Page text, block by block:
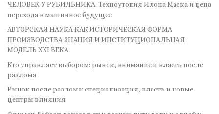
ЧЕЛОВЕК У РУБИЛЬНИКА. Техноутопия Илона Маска и цена
перехода в машинное будущее
АВТОРСКАЯ НАУКА КАК ИСТОРИЧЕСКАЯ ФОРМА
ПРОИЗВОДСТВА ЗНАНИЯ И ИНСТИТУЦИОНАЛЬНАЯ
МОДЕЛЬ XXI ВЕКА
Кто управляет выбором: рынок, внимание и власть после
разлома
Рынок после разлома: специализация, власть и новые
центры влияния